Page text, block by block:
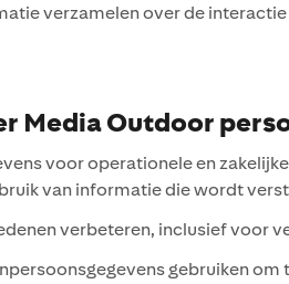
verzamelen over de
Media Outdoor
voor operationele en
van informatie die wordt
verbeteren, inclusief voor
gebruiken om